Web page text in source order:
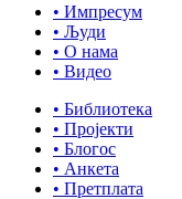
• Импресум
• Људи
• О нама
• Видео
• Библиотека
• Пројекти
• Блогос
• Анкета
• Претплата